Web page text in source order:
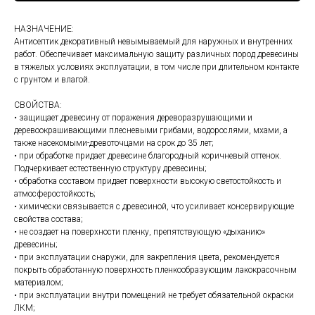
НАЗНАЧЕНИЕ:
Антисептик декоративный невымываемый для наружных и внутренних
работ. Обеспечивает максимальную защиту различных пород древесины
в тяжелых условиях эксплуатации, в том числе при длительном контакте
с грунтом и влагой.
СВОЙСТВА:
• защищает древесину от поражения дереворазрушающими и
деревоокрашивающими плесневыми грибами, водорослями, мхами, а
также насекомыми-древоточцами на срок до 35 лет;
• при обработке придает древесине благородный коричневый оттенок.
Подчеркивает естественную структуру древесины;
• обработка составом придает поверхности высокую светостойкость и
атмосферостойкость;
• химически связывается с древесиной, что усиливает консервирующие
свойства состава;
• не создает на поверхности пленку, препятствующую «дыханию»
древесины;
• при эксплуатации снаружи, для закрепления цвета, рекомендуется
покрыть обработанную поверхность пленкообразующим лакокрасочным
материалом;
• при эксплуатации внутри помещений не требует обязательной окраски
ЛКМ;